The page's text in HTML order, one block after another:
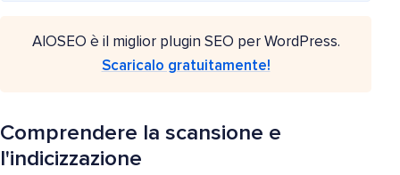
AIOSEO è il miglior plugin SEO per WordPress.
Scaricalo gratuitamente!
Comprendere la scansione e
l'indicizzazione